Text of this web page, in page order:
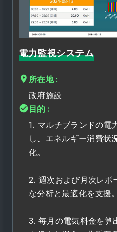
電力監視システム
所在地 :
政府施設
目的 :
1. マルチブランドの電
し、エネルギー消費状
化。
2. 週次および月次レポ
な分析と最適化を支援。
3. 毎月の電気料金を算